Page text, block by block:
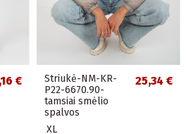
€
Striukė-NM-KR-
P22-6670.90-
tamsiai smėlio
spalvos
25,34 €
XL